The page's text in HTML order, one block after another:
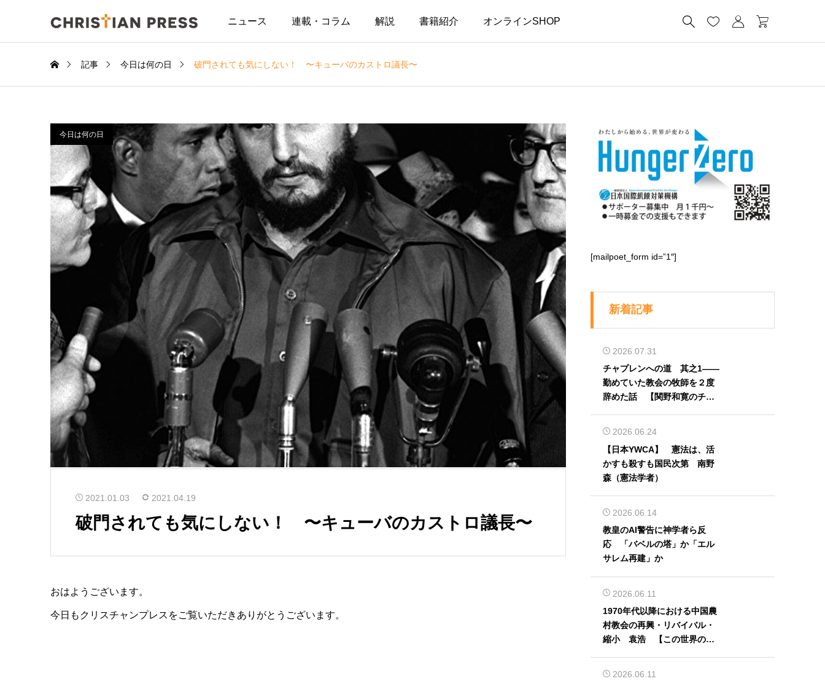
ニュース 連載・コラム 解説 書籍紹介 オンラインSHOP    
記事 今日は何の日 破門されても気にしない！ 〜キューバのカストロ議長〜
今日は何の日
2021.01.03 2021.04.19
破門されても気にしない！ 〜キューバのカストロ議長〜
おはようございます。
今日もクリスチャンプレスをご覧いただきありがとうございます。
[mailpoet_form id=”1″]
新着記事
2026.07.31
チャプレンへの道 其之1――
勤めていた教会の牧師を２度
辞めた話 【関野和寛のチャ
2026.06.24
【日本YWCA】 憲法は、活
かすも殺すも国民次第 南野
森（憲法学者）
2026.06.14
教皇のAI警告に神学者ら反
応 「バベルの塔」か「エル
サレム再建」か
2026.06.11
1970年代以降における中国農
村教会の再興・リバイバル・
縮小 袁浩 【この世界の片
2026.06.11